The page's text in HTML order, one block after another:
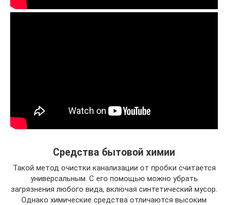
Средства бытовой химии
Такой метод очистки канализации от пробки считается
универсальным. С его помощью можно убрать
загрязнения любого вида, включая синтетический мусор.
Однако химические средства отличаются высоким